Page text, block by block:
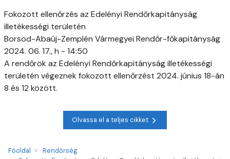
Fokozott ellenőrzés az Edelényi Rendőrkapitányság
illetékességi területén
Borsod-Abaúj-Zemplén Vármegyei Rendőr-főkapitányság
2024. 06. 17., h - 14:50
A rendőrök az Edelényi Rendőrkapitányság illetékességi
területén végeznek fokozott ellenőrzést 2024. június 18-án
8 és 12 között.
Olvassa el a teljes cikket
Főoldal
Rendőrség